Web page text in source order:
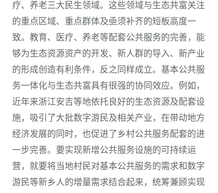
疗、养老三大民生领域。这些领域与生态共富关注
的重点区域、重点群体及亟须补齐的短板高度一
致。教育、医疗、养老等配套公共服务的完善，能
够为生态资源资产的开发、新人群的导入、新产业
的形成创造有利条件，反之同样成立。基本公共服
务一体化与生态共富具有很强的协同效应。例如，
近年来浙江安吉等地依托良好的生态资源及配套设
施，吸引了大批数字游民及相关产业，在带动地方
经济发展的同时，也促进了乡村公共服务配套的进
一步完善。要实现新增公共服务设施的可持续运
营，就要将当地村民对基本公共服务的需求和数字
游民等新乡人的增量需求结合起来，统筹兼顾实现